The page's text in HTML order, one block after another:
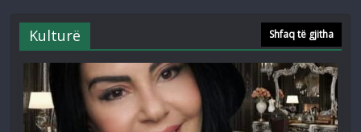
Kulturë Shfaq të gjitha